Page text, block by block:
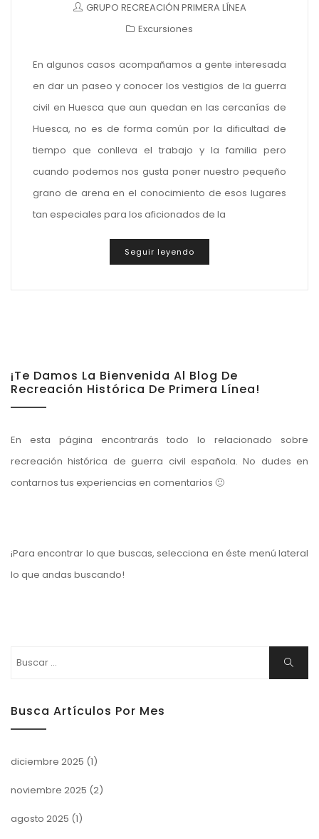
GRUPO RECREACIÓN PRIMERA LÍNEA
Excursiones
En algunos casos acompañamos a gente interesada
en dar un paseo y conocer los vestigios de la guerra
civil en Huesca que aun quedan en las cercanías de
Huesca, no es de forma común por la dificultad de
tiempo que conlleva el trabajo y la familia pero
cuando podemos nos gusta poner nuestro pequeño
grano de arena en el conocimiento de esos lugares
tan especiales para los aficionados de la
Seguir leyendo
¡Te Damos La Bienvenida Al Blog De
Recreación Histórica De Primera Línea!
En esta página encontrarás todo lo relacionado sobre
recreación histórica de guerra civil española. No dudes en
contarnos tus experiencias en comentarios 🙂
¡Para encontrar lo que buscas, selecciona en éste menú lateral
lo que andas buscando!
Buscar
Busca Artículos Por Mes
diciembre 2025 (1)
noviembre 2025 (2)
agosto 2025 (1)